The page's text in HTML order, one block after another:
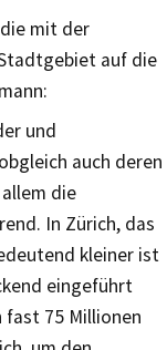
mit der
auf die
und
auch deren
die
In Zürich, das
kleiner ist
eingeführt
75 Millionen